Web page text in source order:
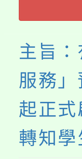
主旨
服務
起正
轉知